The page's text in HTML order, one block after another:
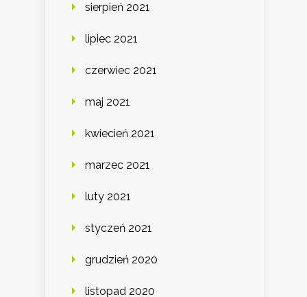
sierpień 2021
lipiec 2021
czerwiec 2021
maj 2021
kwiecień 2021
marzec 2021
luty 2021
styczeń 2021
grudzień 2020
listopad 2020